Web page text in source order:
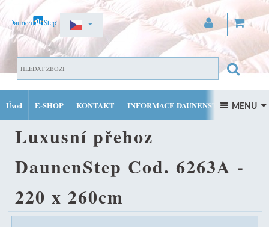
PŘIHLÁSIT SE
Úvod E-SHOP KONTAKT INFORMACE DAUNENSTEP
FACEBOOK INSTAGRAM
 MENU 
DOMŮ LUXUSNÍ PÉŘOVÉ PŘEHOZY
LUXUSNÍ PŘEHOZ
DAUNENSTEP COD. 6263A - 220 X 260CM
Luxusní přehoz
DaunenStep Cod. 6263A -
220 x 260cm